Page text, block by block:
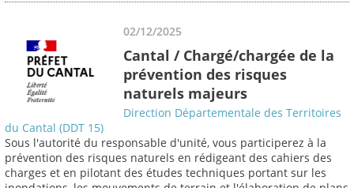
02/12/2025
Cantal / Chargé/chargée de la
prévention des risques
naturels majeurs
Direction Départementale des Territoires
du Cantal (DDT 15)
Sous l'autorité du responsable d'unité, vous participerez à la
prévention des risques naturels en rédigeant des cahiers des
charges et en pilotant des études techniques portant sur les